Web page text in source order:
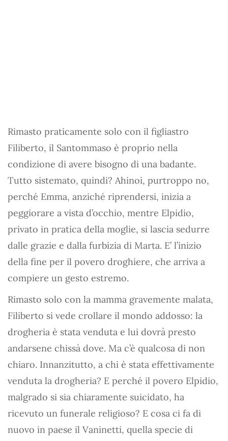
Rimasto praticamente solo con il figliastro
Filiberto, il Santommaso è proprio nella
condizione di avere bisogno di una badante.
Tutto sistemato, quindi? Ahinoi, purtroppo no,
perché Emma, anziché riprendersi, inizia a
peggiorare a vista d’occhio, mentre Elpidio,
privato in pratica della moglie, si lascia sedurre
dalle grazie e dalla furbizia di Marta. E’ l’inizio
della fine per il povero droghiere, che arriva a
compiere un gesto estremo.
Rimasto solo con la mamma gravemente malata,
Filiberto si vede crollare il mondo addosso: la
drogheria è stata venduta e lui dovrà presto
andarsene chissà dove. Ma c’è qualcosa di non
chiaro. Innanzitutto, a chi è stata effettivamente
venduta la drogheria? E perché il povero Elpidio,
malgrado si sia chiaramente suicidato, ha
ricevuto un funerale religioso? E cosa ci fa di
nuovo in paese il Vaninetti, quella specie di